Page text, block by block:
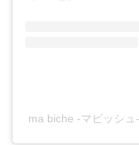
ma biche ‐マビッシ